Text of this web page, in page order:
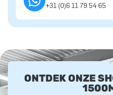
+31 (0)6 11 79 54 65
ONTDEK ONZE